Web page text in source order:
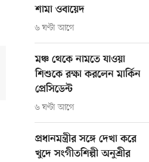
শামা ওবায়েদ
৬ ঘণ্টা আগে
মঞ্চ থেকে নামতে যাওয়া
শিশুকে রক্ষা করলেন মার্কিন
প্রেসিডেন্ট
৬ ঘণ্টা আগে
প্রধানমন্ত্রীর সঙ্গে দেখা করে
খুদে সংগীতশিল্পী অনুশ্রীর